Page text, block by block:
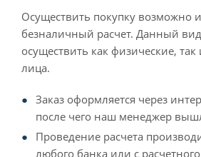
Осуществить покупку возможно
безналичный расчет. Данный
осуществить как физические,
лица.
Заказ оформляется через
после чего наш менеджер
Проведение расчета
любого банка или с расчетного